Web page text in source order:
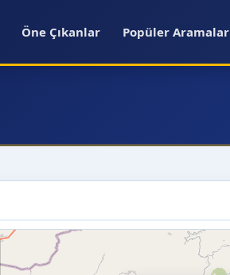
Öne Çıkanlar Popüler Aramalar